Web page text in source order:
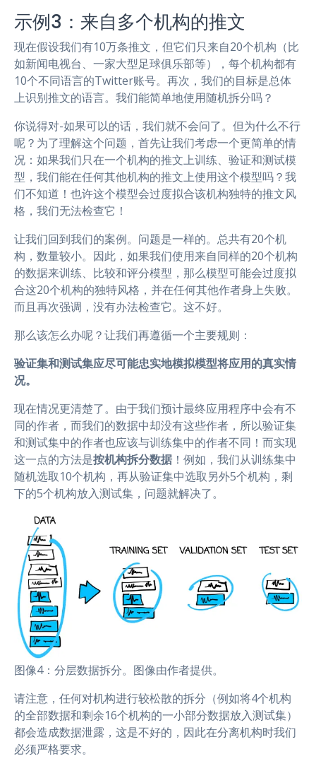
示例3：来自多个机构的推文
现在假设我们有10万条推文，但它们只来自20个机构（比
如新闻电视台、一家大型足球俱乐部等），每个机构都有
10个不同语言的Twitter账号。再次，我们的目标是总体
上识别推文的语言。我们能简单地使用随机拆分吗？
你说得对-如果可以的话，我们就不会问了。但为什么不行
呢？为了理解这个问题，首先让我们考虑一个更简单的情
况：如果我们只在一个机构的推文上训练、验证和测试模
型，我们能在任何其他机构的推文上使用这个模型吗？我
们不知道！也许这个模型会过度拟合该机构独特的推文风
格，我们无法检查它！
让我们回到我们的案例。问题是一样的。总共有20个机
构，数量较小。因此，如果我们使用来自同样的20个机构
的数据来训练、比较和评分模型，那么模型可能会过度拟
合这20个机构的独特风格，并在任何其他作者身上失败。
而且再次强调，没有办法检查它。这不好。
那么该怎么办呢？让我们再遵循一个主要规则：
验证集和测试集应尽可能忠实地模拟模型将应用的真实情
况。
现在情况更清楚了。由于我们预计最终应用程序中会有不
同的作者，而我们的数据中却没有这些作者，所以验证集
和测试集中的作者也应该与训练集中的作者不同！而实现
这一点的方法是按机构拆分数据 ！例如，我们从训练集中
随机选取10个机构，再从验证集中选取另外5个机构，剩
下的5个机构放入测试集，问题就解决了。
图像4：分层数据拆分。图像由作者提供。
请注意，任何对机构进行较松散的拆分（例如将4个机构
的全部数据和剩余16个机构的一小部分数据放入测试集）
都会造成数据泄露，这是不好的，因此在分离机构时我们
必须严格要求。